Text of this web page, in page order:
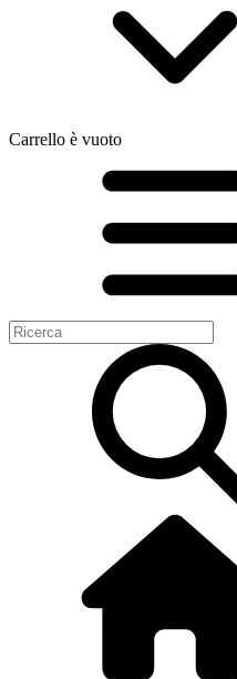
Carrello è vuoto